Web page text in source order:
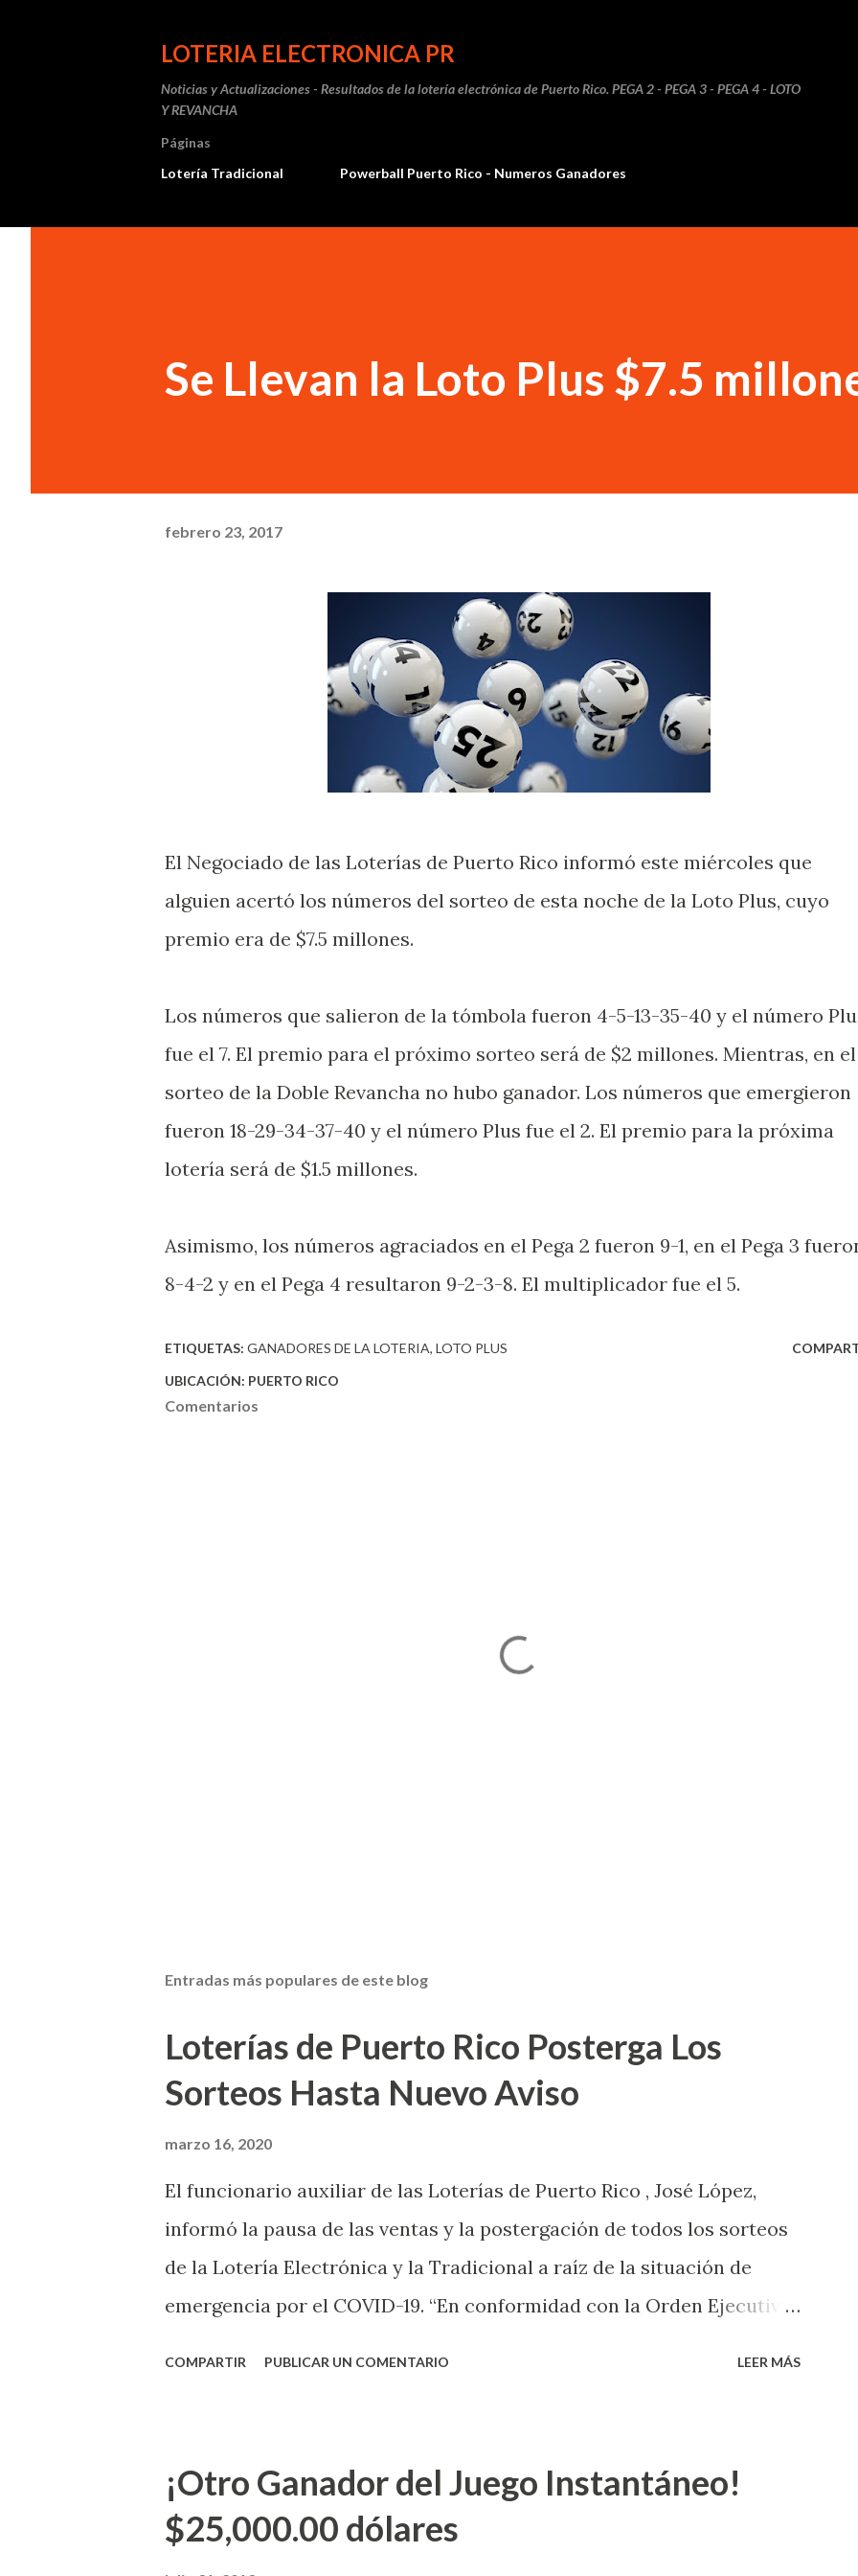
LOTERIA ELECTRONICA PR
Noticias y Actualizaciones - Resultados de la lotería electrónica de Puerto Rico. PEGA 2 - PEGA 3 - PEGA 4 - LOTO
Y REVANCHA
Páginas
Lotería Tradicional
Powerball Puerto Rico - Numeros Ganadores
Se Llevan la Loto Plus $7.5
febrero 23, 2017
El Negociado de las Loterías de Puerto Rico informó este miércoles que
alguien acertó los números del sorteo de esta noche de la Loto Plus, cuyo
premio era de $7.5 millones.
Los números que salieron de la tómbola fueron 4-5-13-35-40 y el número
fue el 7. El premio para el próximo sorteo será de $2 millones. Mientras, en el
sorteo de la Doble Revancha no hubo ganador. Los números que emergieron
fueron 18-29-34-37-40 y el número Plus fue el 2. El premio para la próxima
lotería será de $1.5 millones.
Asimismo, los números agraciados en el Pega 2 fueron 9-1, en el Pega 3
8-4-2 y en el Pega 4 resultaron 9-2-3-8. El multiplicador fue el 5.
ETIQUETAS: GANADORES DE LA LOTERIA LOTO PLUS
UBICACIÓN: PUERTO RICO
Comentarios
Entradas más populares de este blog
Loterías de Puerto Rico Posterga Los
Sorteos Hasta Nuevo Aviso
marzo 16, 2020
El funcionario auxiliar de las Loterías de Puerto Rico , José López,
informó la pausa de las ventas y la postergación de todos los sorteos
de la Lotería Electrónica y la Tradicional a raíz de la situación de
emergencia por el COVID-19. “En conformidad con la Orden Ejecutiva
indicó López. Sobre el sorteo de Powerball, López explicó que el
mismo se continuará realizando en los Estados Unidos y los
COMPARTIR PUBLICAR UN COMENTARIO LEER MÁS
¡Otro Ganador del Juego Instantáneo!
$25,000.00 dólares